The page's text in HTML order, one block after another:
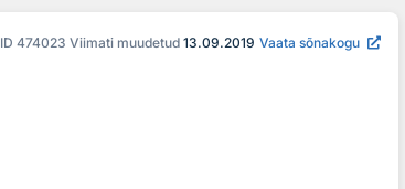
ID 474023 Viimati muudetud 13.09.2019 Vaata sõnakogu